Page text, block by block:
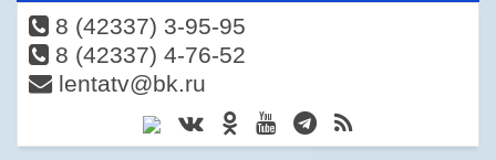
8 (42337) 3-95-95
8 (42337) 4-76-52
lentatv@bk.ru